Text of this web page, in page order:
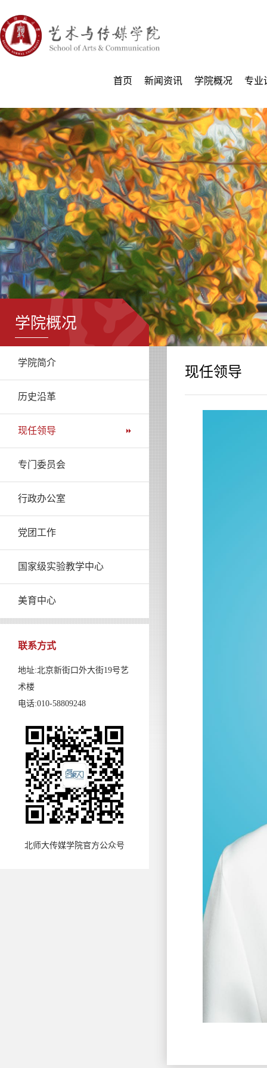
首页 新闻资讯 学院概况 专业
学院概况
学院简介
历史沿革
现任领导
专门委员会
行政办公室
党团工作
国家级实验教学中心
美育中心
联系方式
地址:北京新街口外大街19号艺
术楼
电话:010-58809248
北师大传媒学院官方公众号
现任领导